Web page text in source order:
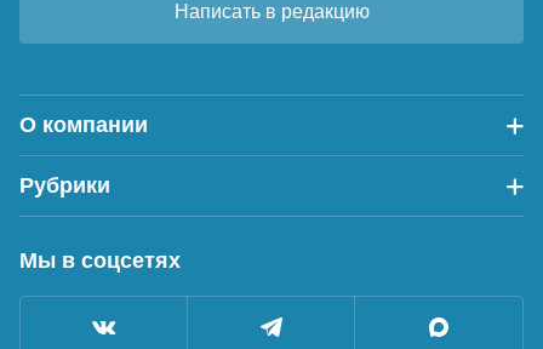
Написать в редакцию
О компании
Рубрики
Мы в соцсетях